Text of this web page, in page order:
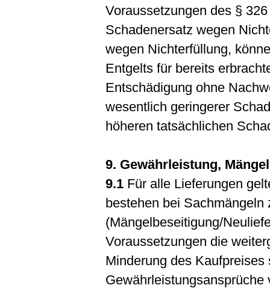
Voraussetzungen des §
Schadenersatz wegen
wegen Nichterfüllung,
Entgelts für bereits
Entschädigung ohne
wesentlich geringerer
höheren tatsächlichen
9. Gewährleistung,
9.1 Für alle Lieferungen
bestehen bei
(Mängelbeseitigung/
Voraussetzungen die
Minderung des